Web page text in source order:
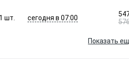
1 шт. сегодня в 07:00
Показать